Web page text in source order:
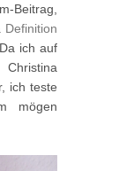
Beitrag,
Definition
ich auf
ich teste
mögen